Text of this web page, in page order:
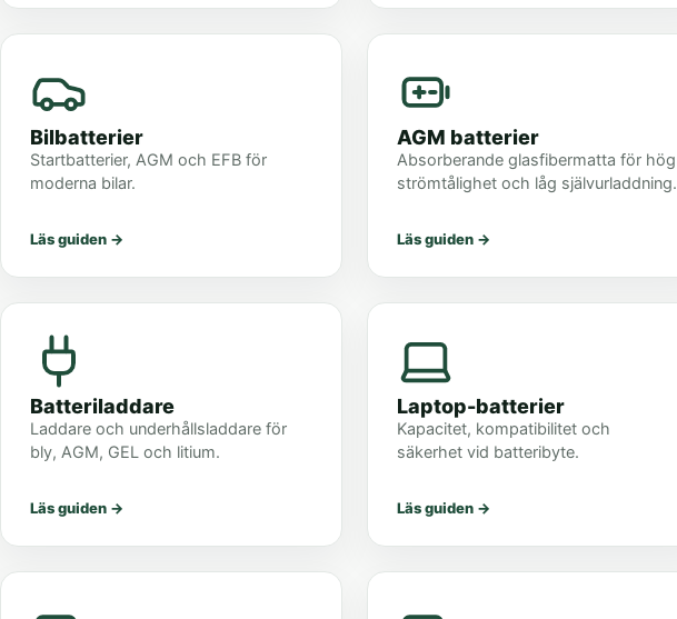
Bilbatterier
Startbatterier, AGM och EFB för
moderna bilar.
Läs guiden →
AGM batterier
Absorberande glasfibermatta för hög
strömtålighet och låg självurladdning.
Läs guiden →
Batteriladdare
Laddare och underhållsladdare för
bly, AGM, GEL och litium.
Läs guiden →
Laptop-batterier
Kapacitet, kompatibilitet och
säkerhet vid batteribyte.
Läs guiden →